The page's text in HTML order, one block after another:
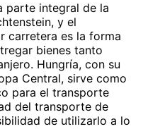
parte integral de la
y el
carretera es la forma
bienes tanto
Hungría, con su
Central, sirve como
para el transporte
del transporte de
de utilizarlo a lo